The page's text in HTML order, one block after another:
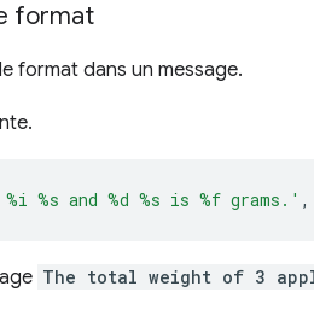
format
format dans un message.
%s and %d %s is %f grams.' ,
The total weight of 3